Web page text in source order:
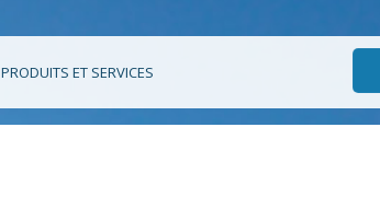
PRODUITS ET SERVICES